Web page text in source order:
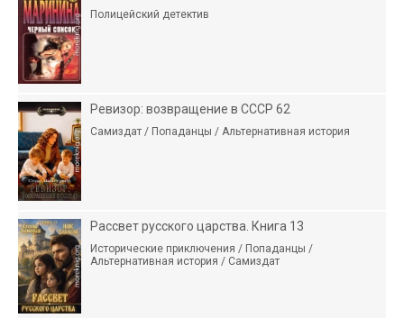
Полицейский детектив
Ревизор: возвращение в СССР 62
Самиздат / Попаданцы / Альтернативная история
Рассвет русского царства. Книга 13
Исторические приключения / Попаданцы /
Альтернативная история / Самиздат